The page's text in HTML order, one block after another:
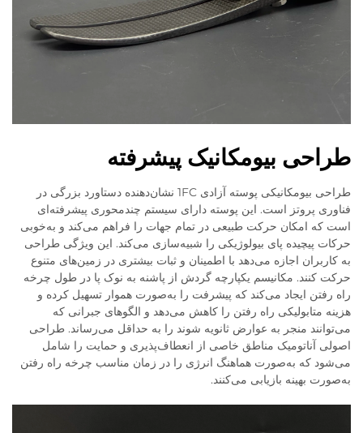
طراحی بیومکانیک پیشرفته
طراحی بیومکانیکی پوسته آزادی 1FC نشان‌دهنده دستاورد بزرگی در
فناوری پروتز است. این پوسته دارای سیستم چندمحوری پیشرفته‌ای
است که امکان حرکت طبیعی در تمام جهات را فراهم می‌کند و به‌خوبی
حرکات پیچیده پای بیولوژیکی را شبیه‌سازی می‌کند. این ویژگی طراحی
به کاربران اجازه می‌دهد با اطمینان و ثبات بیشتری در زمین‌های متنوع
حرکت کنند. مکانیسم یکپارچه گردش از پاشنه به نوک پا در طول چرخه
راه رفتن ایجاد می‌کند که پیشرفت را به‌صورت هموار تسهیل کرده و
هزینه متابولیکی راه رفتن را کاهش می‌دهد و الگوهای جبرانی که
می‌توانند منجر به عوارض ثانویه شوند را به حداقل می‌رساند. طراحی
اصولی آناتومیک مناطق خاصی از انعطاف‌پذیری و حمایت را شامل
می‌شود که به‌صورت هماهنگ انرژی را در زمان مناسب چرخه راه رفتن
به‌صورت بهینه بازیابی می‌کنند.